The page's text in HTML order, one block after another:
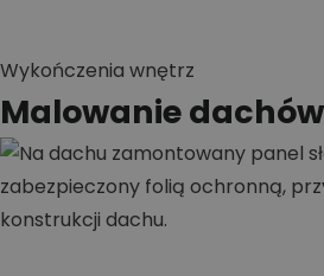
Wykończenia wnętrz
Malowanie dachów